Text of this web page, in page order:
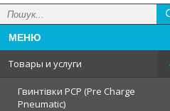
Товары и услуги
Гвинтівки PCP (Pre Charge
Pneumatic)